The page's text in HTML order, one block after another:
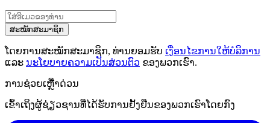
ສະໝັກສະມາຊິກ
ໂດຍການສະໝັກສະມາຊິກ, ທ່ານຍອມຮັບ ເງື່ອນໄຂການໃຫ້ບໍລິການ
ແລະ ນະໂຍບາຍຄວາມເປັນສ່ວນຕົວ ຂອງພວກເຮົາ.
ການຊ່ວຍເຫຼືໍາດ່ວນ
ເຂົ້າເຖິງຜູ້ຊ່ຽວຊານທີ່ໄດ້ຮັບການຢັ້ງຢືນຂອງພວກເຮົາໂດຍກົງ